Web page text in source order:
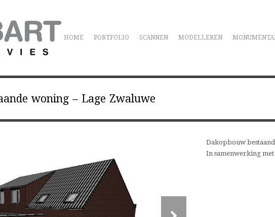
HOME PORTFOLIO SCANNEN MODELLEREN
woning – Lage Zwaluwe
Dakopbouw
In samenwerking